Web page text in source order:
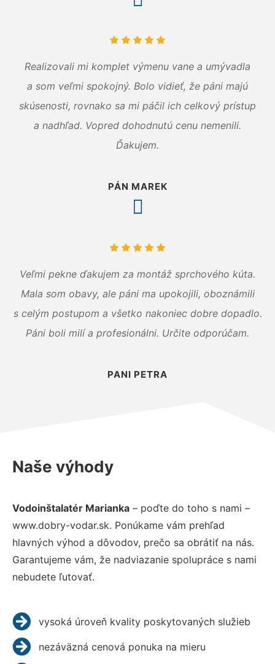
Realizovali mi komplet výmenu vane a umývadla
a som veľmi spokojný. Bolo vidieť, že páni majú
skúsenosti, rovnako sa mi páčil ich celkový prístup
a nadhľad. Vopred dohodnutú cenu nemenili.
Ďakujem.
PÁN MAREK
Veľmi pekne ďakujem za montáž sprchového kúta.
Mala som obavy, ale páni ma upokojili, oboznámili
s celým postupom a všetko nakoniec dobre dopadlo.
Páni boli milí a profesionálni. Určite odporúčam.
PANI PETRA
Naše výhody
Vodoinštalatér Marianka – poďte do toho s nami –
www.dobry-vodar.sk. Ponúkame vám prehľad
hlavných výhod a dôvodov, prečo sa obrátiť na nás.
Garantujeme vám, že nadviazanie spolupráce s nami
nebudete ľutovať.
vysoká úroveň kvality poskytovaných služieb
nezáväzná cenová ponuka na mieru